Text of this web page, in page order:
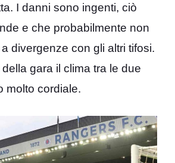
I danni sono ingenti, ciò
e che probabilmente non
divergenze con gli altri tifosi.
gara il clima tra le due
molto cordiale.